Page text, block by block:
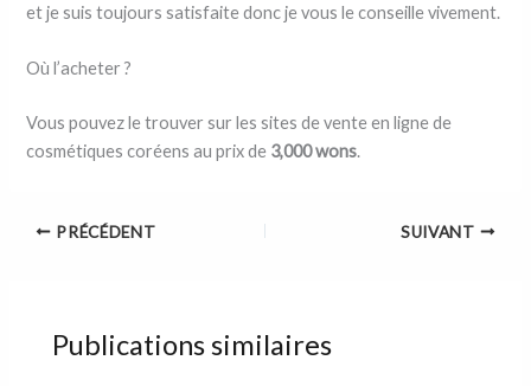
et je suis toujours satisfaite donc je vous le conseille vivement.
Où l’acheter ?
Vous pouvez le trouver sur les sites de vente en ligne de
cosmétiques coréens au prix de 3,000 wons.
PRÉCÉDENT SUIVANT
Publications similaires